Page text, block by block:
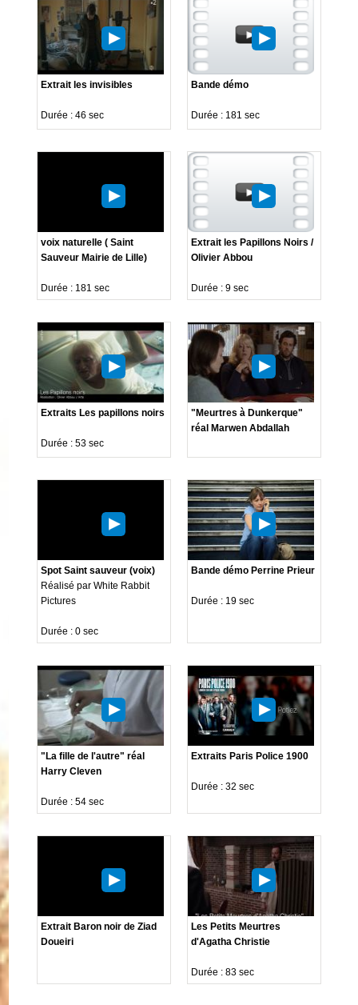
Extrait les invisibles
Durée : 46 sec
Bande démo
Durée : 181 sec
voix naturelle ( Saint
Sauveur Mairie de Lille)
Durée : 181 sec
Extrait les Papillons Noirs /
Olivier Abbou
Durée : 9 sec
Extraits Les papillons noirs
Durée : 53 sec
"Meurtres à Dunkerque"
réal Marwen Abdallah
Spot Saint sauveur (voix)
Réalisé par White Rabbit
Pictures
Durée : 0 sec
Bande démo Perrine Prieur
Durée : 19 sec
"La fille de l'autre" réal
Harry Cleven
Durée : 54 sec
Extraits Paris Police 1900
Durée : 32 sec
Extrait Baron noir de Ziad
Doueiri
Les Petits Meurtres
d'Agatha Christie
Durée : 83 sec